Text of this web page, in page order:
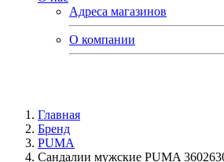
Адреса магазинов
О компании
Главная
Бренд
PUMA
Сандалии мужские PUMA